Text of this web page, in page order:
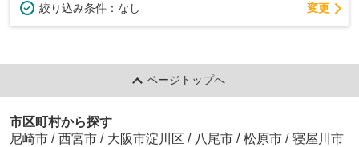
絞り込み条件： なし 変更
ページトップへ
市区町村から探す
尼崎市 / 西宮市 / 大阪市淀川区 / 八尾市 / 松原市 / 寝屋川市